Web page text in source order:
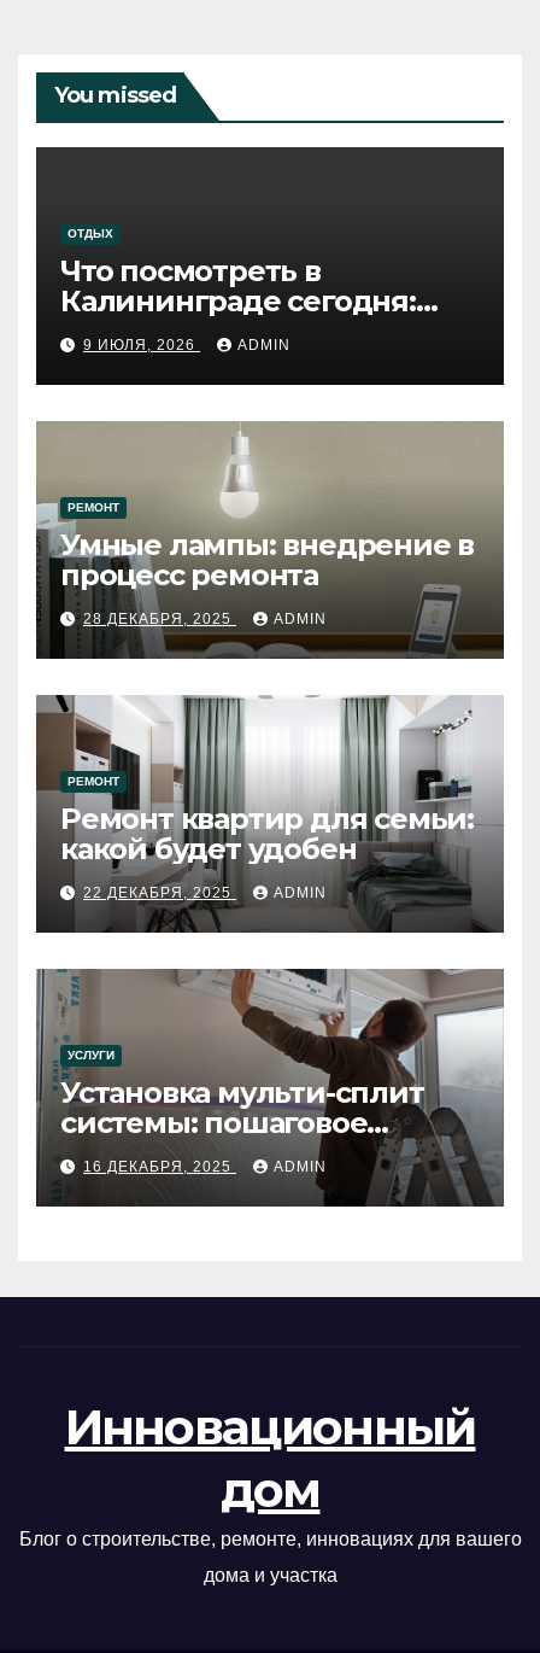
You missed
ОТДЫХ
Что посмотреть в
Калининграде сегодня:
путеводитель по самому
западному городу России
9 ИЮЛЯ, 2026 ADMIN
РЕМОНТ
Умные лампы: внедрение в
процесс ремонта
28 ДЕКАБРЯ, 2025 ADMIN
РЕМОНТ
Ремонт квартир для семьи:
какой будет удобен
22 ДЕКАБРЯ, 2025 ADMIN
УСЛУГИ
Установка мульти-сплит
системы: пошаговое
руководство
16 ДЕКАБРЯ, 2025 ADMIN
Инновационный
дом
Блог о строительстве, ремонте, инновациях для вашего
дома и участка